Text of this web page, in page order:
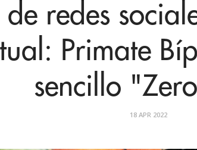
redes
Primate
sencillo
18 APR 2022